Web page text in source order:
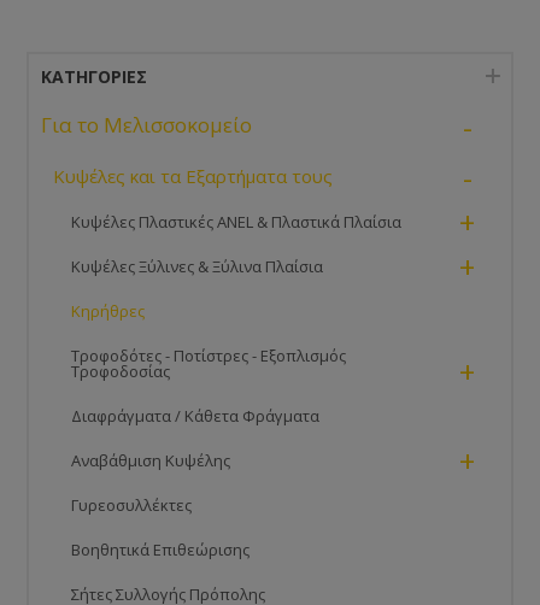
ΚΑΤΗΓΟΡΊΕΣ
Για το Μελισσοκομείο -
Κυψέλες και τα Εξαρτήματα τους -
Κυψέλες Πλαστικές ANEL & Πλαστικά Πλαίσια +
Κυψέλες Ξύλινες & Ξύλινα Πλαίσια +
Κηρήθρες
Τροφοδότες - Ποτίστρες - Εξοπλισμός
Τροφοδοσίας +
Διαφράγματα / Κάθετα Φράγματα
Αναβάθμιση Κυψέλης +
Γυρεοσυλλέκτες
Βοηθητικά Επιθεώρισης
Σήτες Συλλογής Πρόπολης